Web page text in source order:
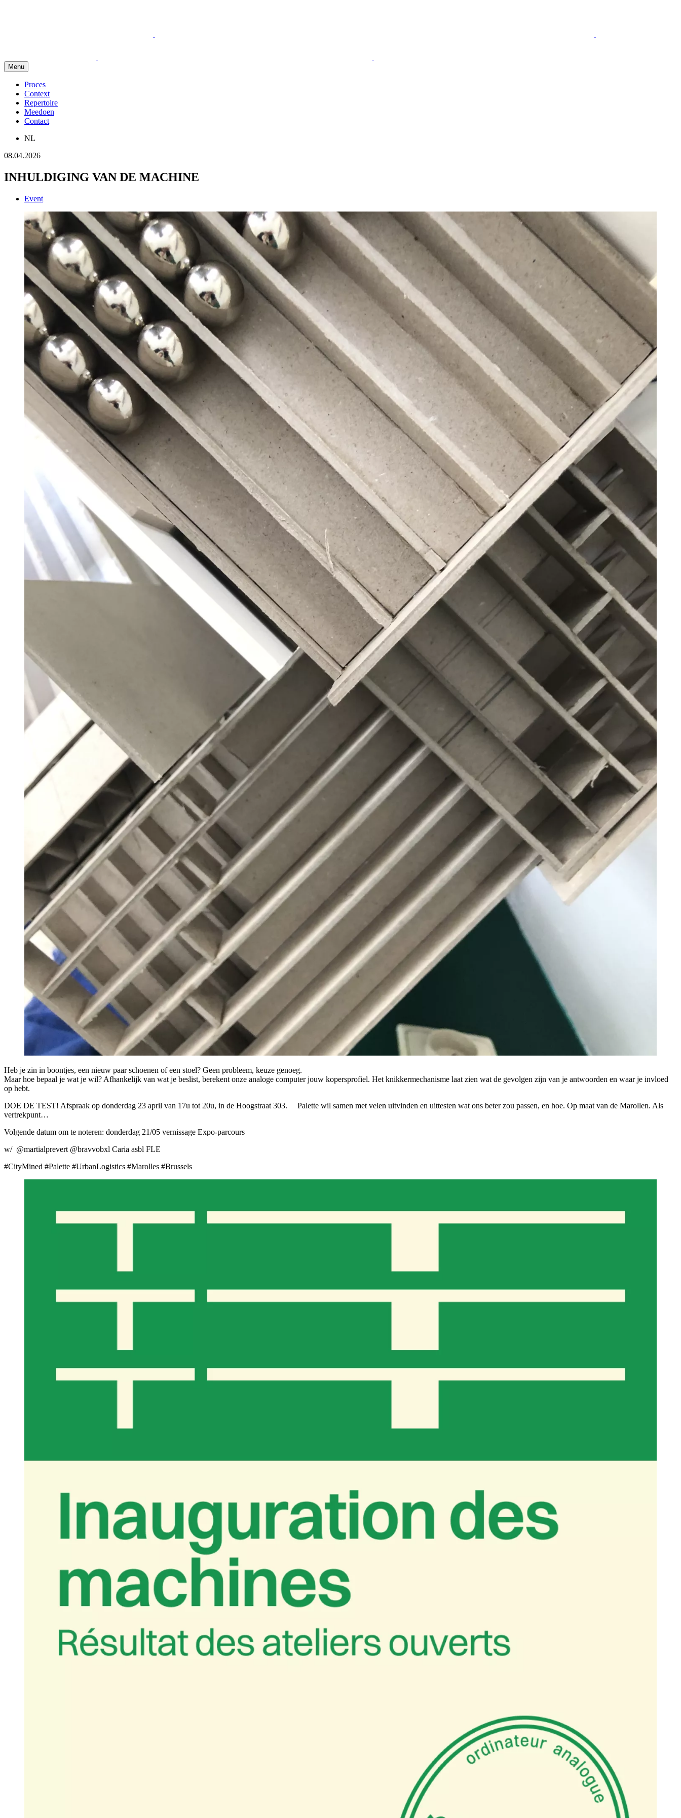
Menu
Proces
Context
Repertoire
Meedoen
Contact
NL
08.04.2026
INHULDIGING VAN DE MACHINE
Event
Heb je zin in boontjes, een nieuw paar schoenen of een stoel? Geen probleem, keuze genoeg.
Maar hoe bepaal je wat je wil? Afhankelijk van wat je beslist, berekent onze analoge computer jouw kopersprofiel. Het knikkermechanisme laat zien wat de gevolgen zijn van je antwoorden en waar je invloed
op hebt.
DOE DE TEST! Afspraak op donderdag 23 april van 17u tot 20u, in de Hoogstraat 303. Palette wil samen met velen uitvinden en uittesten wat ons beter zou passen, en hoe. Op maat van de Marollen. Als
vertrekpunt…
Volgende datum om te noteren: donderdag 21/05 vernissage Expo-parcours
w/ @martialprevert @bravvobxl Caria asbl FLE
#CityMined #Palette #UrbanLogistics #Marolles #Brussels